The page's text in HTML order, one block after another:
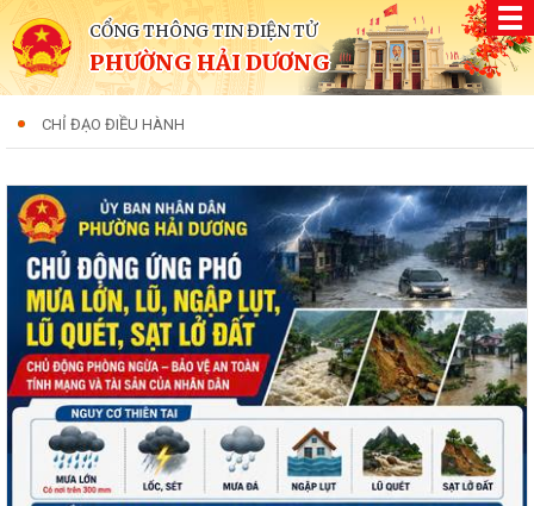
CỔNG THÔNG TIN ĐIỆN TỬ
PHƯỜNG HẢI DƯƠNG
CHỈ ĐẠO ĐIỀU HÀNH